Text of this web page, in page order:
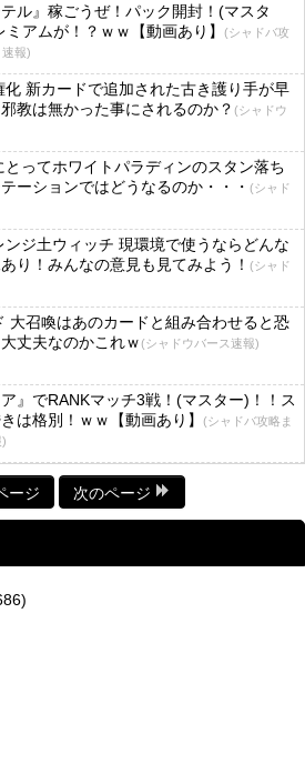
ル』稼ごうぜ！パック開封！(マスタ
アムが！？ｗｗ【動画あり】
(シャドバ攻
報)
化 新カードで追加された古き護り手が早
教は無かった事にされるのか？ (シャドウ
とってホワイトパラディンのスタン落ち
ーションではどうなるのか・・・ (シャド
ンジ土ウィッチ 現環境で使うならどんな
り！みんなの意見も見てみよう！ (シャド
大召喚はあのカードと組み合わせると恐
丈夫なのかこれｗ (シャドウバース速報)
』でRANKマッチ3戦！(マスター)！！ス
は格別！ｗｗ【動画あり】
(シャドバ攻略ま
ージ 次のページ